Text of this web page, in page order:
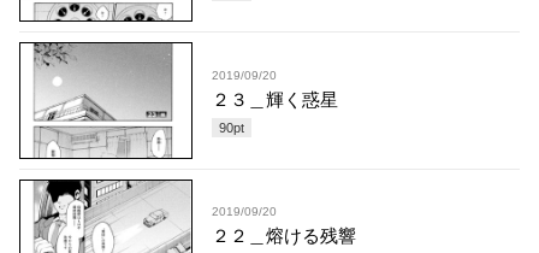
2019/09/20
２３＿輝く惑星
90pt
2019/09/20
２２＿熔ける残響